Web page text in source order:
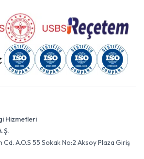
Hizmetleri
Cd. A.O.S 55 Sokak No:2 Aksoy Plaza Giriş